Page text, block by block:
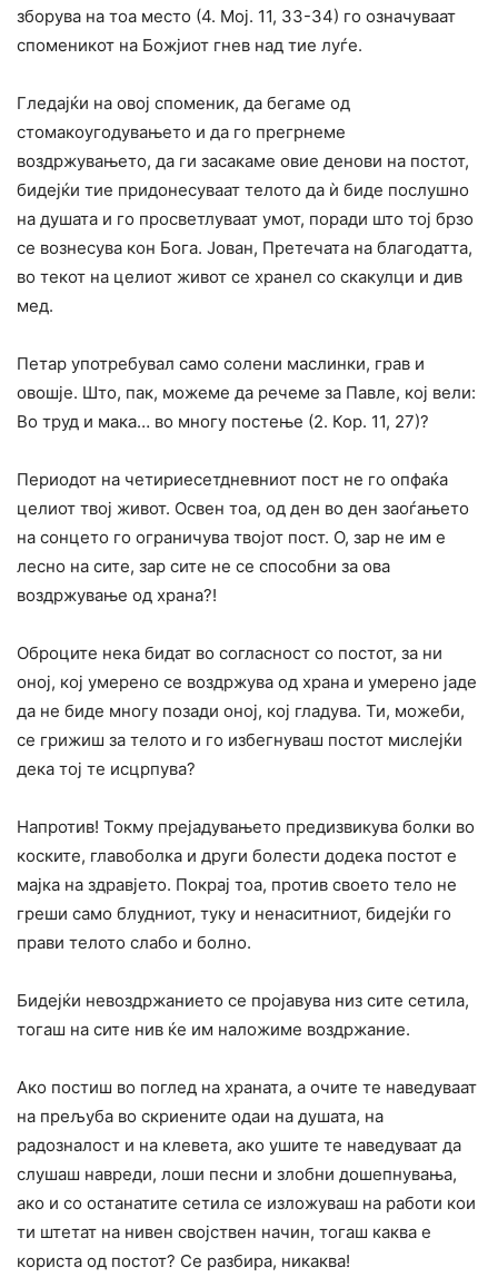
зборува на тоа место (4. Мој. 11, 33-34) го означуваат
споменикот на Божјиот гнев над тие луѓе.
Гледајќи на овој споменик, да бегаме од
стомакоугодувањето и да го прегрнеме
воздржувањето, да ги засакаме овие денови на постот,
бидејќи тие придонесуваат телото да ѝ биде послушно
на душата и го просветлуваат умот, поради што тој брзо
се вознесува кон Бога. Јован, Претечата на благодатта,
во текот на целиот живот се хранел со скакулци и див
мед.
Петар употребувал само солени маслинки, грав и
овошје. Што, пак, можеме да речеме за Павле, кој вели:
Во труд и мака… во многу постење (2. Кор. 11, 27)?
Периодот на четириесетдневниот пост не го опфаќа
целиот твој живот. Освен тоа, од ден во ден заоѓањето
на сонцето го ограничува твојот пост. О, зар не им е
лесно на сите, зар сите не се способни за ова
воздржување од храна?!
Оброците нека бидат во согласност со постот, за ни
оној, кој умерено се воздржува од храна и умерено јаде
да не биде многу позади оној, кој гладува. Ти, можеби,
се грижиш за телото и го избегнуваш постот мислејќи
дека тој те исцрпува?
Напротив! Токму прејадувањето предизвикува болки во
коските, главоболка и други болести додека постот е
мајка на здравјето. Покрај тоа, против своето тело не
греши само блудниот, туку и ненаситниот, бидејќи го
прави телото слабо и болно.
Бидејќи невоздржанието се пројавува низ сите сетила,
тогаш на сите нив ќе им наложиме воздржание.
Ако постиш во поглед на храната, а очите те наведуваат
на прељуба во скриените одаи на душата, на
радозналост и на клевета, ако ушите те наведуваат да
слушаш навреди, лоши песни и злобни дошепнувања,
ако и со останатите сетила се изложуваш на работи кои
ти штетат на нивен својствен начин, тогаш каква е
користа од постот? Се разбира, никаква!